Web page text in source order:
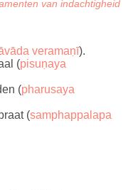
over de jonge
goede
waar dan ook, is
bestaan van
Sutta —
van
gedachten of
van indachtigheid
veramaṇī).
(pisuṇaya
(pharusaya
(samphappalapa